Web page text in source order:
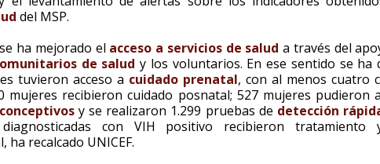
del MSP.
ha mejorado el acceso a servicios de salud a través del
de salud y los voluntarios. En ese sentido se ha
tuvieron acceso a cuidado prenatal, con al menos cuatro
mujeres recibieron cuidado posnatal; 527 mujeres pudieron
y se realizaron 1.299 pruebas de detección
con VIH positivo recibieron tratamiento
ha recalcado UNICEF.